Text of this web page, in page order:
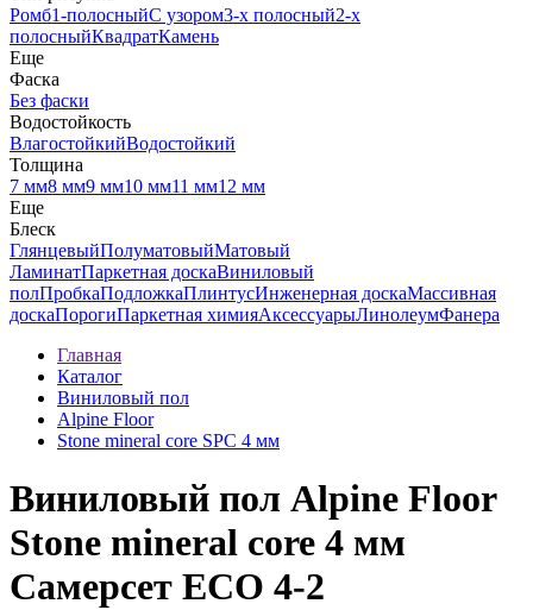
Ромб1-полосныйС узором3-х полосный2-х
полосныйКвадратКамень
Еще
Фаска
Без фаски
Водостойкость
ВлагостойкийВодостойкий
Толщина
7 мм8 мм9 мм10 мм11 мм12 мм
Еще
Блеск
ГлянцевыйПолуматовыйМатовый
ЛаминатПаркетная доскаВиниловый
полПробкаПодложкаПлинтусИнженерная доскаМассивная
доскаПорогиПаркетная химияАксессуарыЛинолеумФанера
Главная
Каталог
Виниловый пол
Alpine Floor
Stone mineral core SPC 4 мм
Виниловый пол Alpine Floor
Stone mineral core 4 мм
Самерсет ЕСО 4-2